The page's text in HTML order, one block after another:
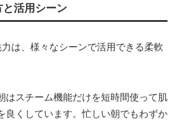
と活用シーン
は、様々なシーンで活用できる柔軟
はスチーム機能だけを短時間使って肌
良くしています。忙しい朝でもわずか